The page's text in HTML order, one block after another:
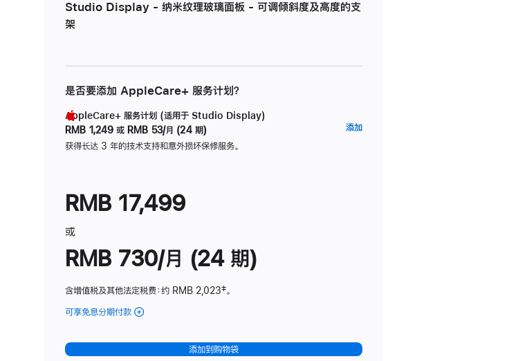
Studio Display - 纳米纹理玻璃面板 - 可调倾斜度及高度的支
架
是否要添加 AppleCare+ 服务计划？
AppleCare+ 服务计划 (适用于 Studio Display)
RMB 1,249 或 RMB 53/月 (24 期)
获得长达 3 年的技术支持和意外损坏保修服务。
添加
RMB 17,499
或
RMB 730/月 (24 期)
含增值税及其他法定税费：约 RMB 2,023脚
‡。
可享免息分期付款 (Studio
-
纳
添加到购物袋